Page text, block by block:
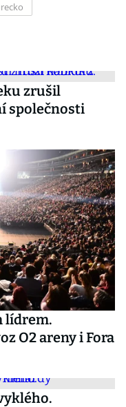
zrušil
společnosti
lídrem.
O2 areny i Fora